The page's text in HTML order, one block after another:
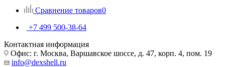
Сравнение товаров0
+7 499 500-38-64
Контактная информация
Офис: г. Москва, Варшавское шоссе, д. 47, корп. 4, пом. 19
info@dexshell.ru